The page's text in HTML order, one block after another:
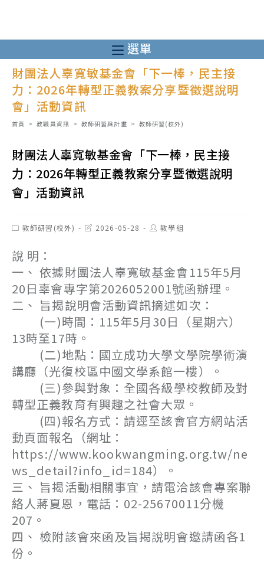
至
主
容
選單
財團法人辜寬敏基金會「下一棒，民主接
力：2026年轉型正義教案分享暨徵選說明
會」活動資訊
首頁 > 教職員資訊 > 教師研習與計畫 > 教師研習(校外)
財團法人辜寬敏基金會「下一棒，民主接
力：2026年轉型正義教案分享暨徵選說明
會」活動資訊
Post教師研習(校外)
Post2026-05-28
Post教學組
說 明：
一、 依據財團法人辜寬敏基金會115年5月
20日辜會專字第2026052001號函辦理。
二、 旨揭說明會活動資訊摘述如次：
(一)時間：115年5月30日（星期六）
13時至17時。
(二)地點：國立成功大學文學院學術演
講廳（光復校區中國文學系館一樓）。
(三)參與對象：全國各級學校教師及對
轉型正義教育有興趣之社會大眾。
(四)報名方式：請逕至該會官方網站活
動頁面報名（網址：
https://www.kookwangming.org.tw/ne
ws_detail?info_id=184）。
三、 旨揭活動相關事宜，請電洽該會專案聯
絡人蔣夏恩，電話：02-25670011分機
207。
四、 檢附該會來函及旨揭說明會邀請函各1
份。